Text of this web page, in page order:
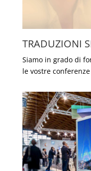
TRADUZIONI
Siamo in grado di
le vostre conferenze